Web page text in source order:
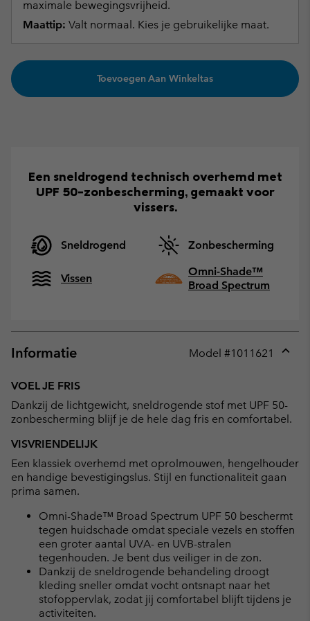
maximale bewegingsvrijheid.
Maattip: Valt normaal. Kies je gebruikelijke maat.
Toevoegen Aan Winkeltas
Een sneldrogend technisch overhemd met
UPF 50-zonbescherming, gemaakt voor
vissers.
Sneldrogend Zonbescherming
Vissen
Omni-Shade™
Broad Spectrum
Informatie Model #1011621
VOEL JE FRIS
Dankzij de lichtgewicht, sneldrogende stof met UPF 50-
zonbescherming blijf je de hele dag fris en comfortabel.
VISVRIENDELIJK
Een klassiek overhemd met oprolmouwen, hengelhouder
en handige bevestigingslus. Stijl en functionaliteit gaan
prima samen.
Omni-Shade™ Broad Spectrum UPF 50 beschermt
tegen huidschade omdat speciale vezels en stoffen
een groter aantal UVA- en UVB-stralen
tegenhouden. Je bent dus veiliger in de zon.
Dankzij de sneldrogende behandeling droogt
kleding sneller omdat vocht ontsnapt naar het
stofoppervlak, zodat jij comfortabel blijft tijdens je
activiteiten.